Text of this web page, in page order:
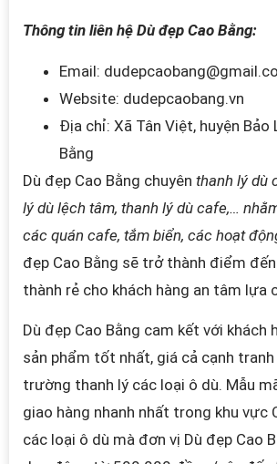
Thông tin liên hệ Dù đẹp Cao Bằng:
Email:
Website: dudepcaobang.vn
Địa chỉ: Xã Tân Việt, huyện Bảo
Bằng
Dù đẹp Cao Bằng chuyên thanh lý dù
lý dù lệch tâm, thanh lý dù cafe,…
các quán cafe, tắm biển, các hoạt
đẹp Cao Bằng sẽ trở thành điểm
thành rẻ cho khách hàng an tâm lựa
Dù đẹp Cao Bằng cam kết với khách
sản phẩm tốt nhất, giá cả cạnh
trường thanh lý các loại ô dù. Mẫu
giao hàng nhanh nhất trong khu vực
các loại ô dù mà đơn vị Dù đẹp Cao